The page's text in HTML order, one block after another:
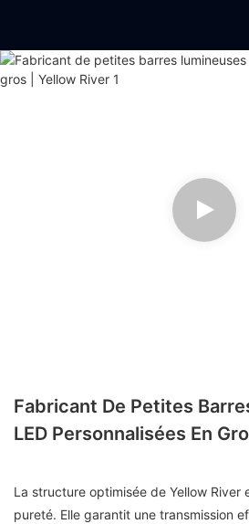
Fabricant De Petites
LED Personnalisées En
La structure optimisée de Yellow River
pureté. Elle garantit une transmission